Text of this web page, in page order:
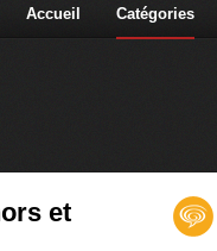
Accueil Catégories
et